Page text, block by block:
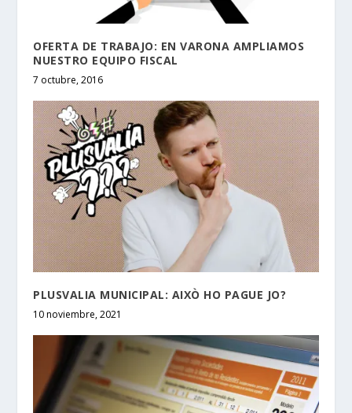
OFERTA DE TRABAJO: EN VARONA AMPLIAMOS
NUESTRO EQUIPO FISCAL
7 octubre, 2016
PLUSVALIA MUNICIPAL: AIXÒ HO PAGUE JO?
10 noviembre, 2021